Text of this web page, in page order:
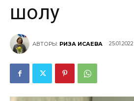
шолу
АВТОРЫ: РИЗА ИСАЕВА 25.01.2022